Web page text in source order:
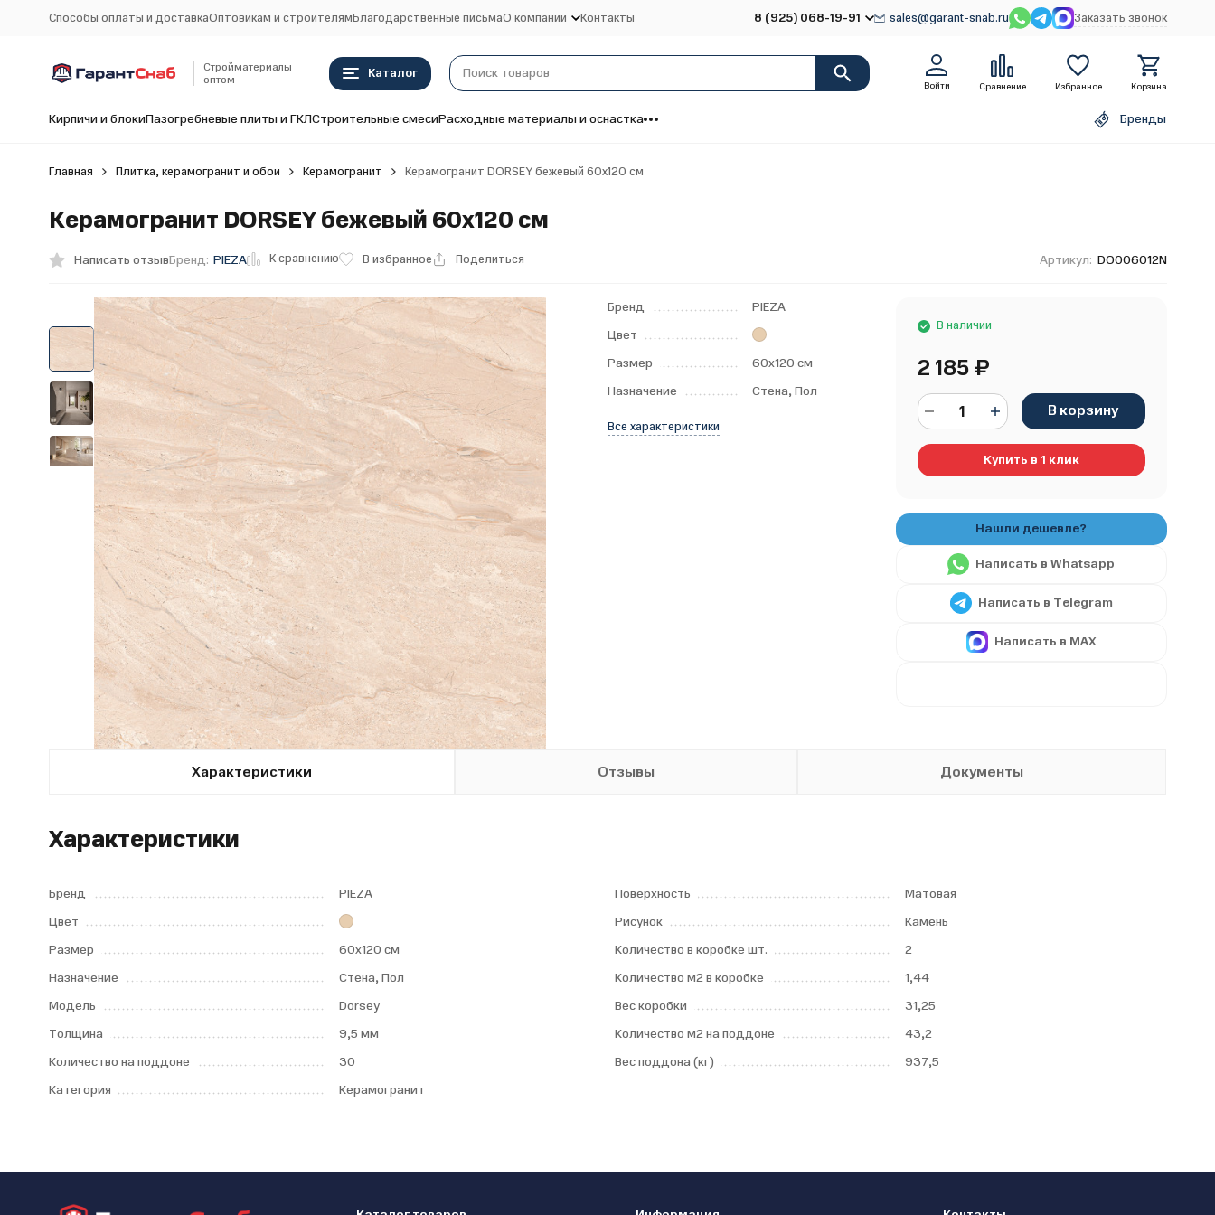
Способы оплаты и доставкаОптовикам и строителямБлагодарственные письмаО компании Контакты 8 (925) 068-19-91 sales@garant-snab.ru Заказать звонок
Стройматериалы
оптом
Каталог
Войти Сравнение Избранное Корзина
Кирпичи и блокиПазогребневые плиты и ГКЛСтроительные смесиРасходные материалы и оснастка Бренды
Главная Плитка, керамогранит и обои Керамогранит Керамогранит DORSEY бежевый 60x120 см
Керамогранит DORSEY бежевый 60x120 см
Написать отзывБренд: PIEZA К сравнению В избранное Поделиться Артикул: DO006012N
Бренд
PIEZA
Цвет
Размер
60х120 см
Назначение
Стена, Пол
Все характеристики
В наличии
2 185₽
В корзину
Купить в 1 клик
Написать в Whatsapp
Написать в Telegram
Написать в MAX
Характеристики Отзывы Документы
Характеристики
Бренд
PIEZA
Цвет
Размер
60х120 см
Назначение
Стена, Пол
Модель
Dorsey
Толщина
9,5 мм
Количество на поддоне
30
Категория
Керамогранит
Поверхность
Матовая
Рисунок
Камень
Количество в коробке шт.
2
Количество м2 в коробке
1,44
Вес коробки
31,25
Количество м2 на поддоне
43,2
Вес поддона (кг)
937,5